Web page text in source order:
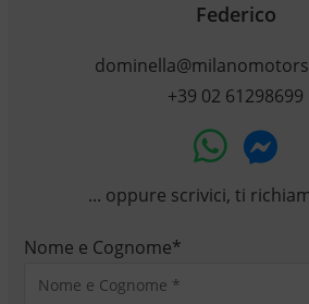
Federico
+39 02 61298699
... oppure scrivici, ti
Nome e Cognome*